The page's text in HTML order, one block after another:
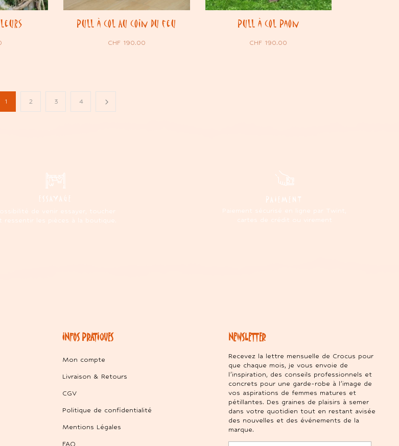
Pull à col Au coin du feu
CHF190.00
Pull à col Paon
CHF 190.00
1 2 3 4
ESSAYAGE
de venir essayer, toucher
ressentir les pièces à la boutique.
PAIEMENT
Paiement sécurisé en ligne par Twint,
cartes de crédit ou virement
INFOS PRATIQUES
Mon compte
Livraison & Retours
CGV
Politique de confidentialité
Mentions Légales
FAQ
NEWSLETTER
Recevez la lettre mensuelle de Crocus pour
que chaque mois, je vous envoie de
l’inspiration, des conseils professionnels et
concrets pour une garde-robe à l’image de
vos aspirations de femmes matures et
pétillantes. Des graines de plaisirs à semer
dans votre quotidien tout en restant avisée
des nouvelles et des événements de la
marque.